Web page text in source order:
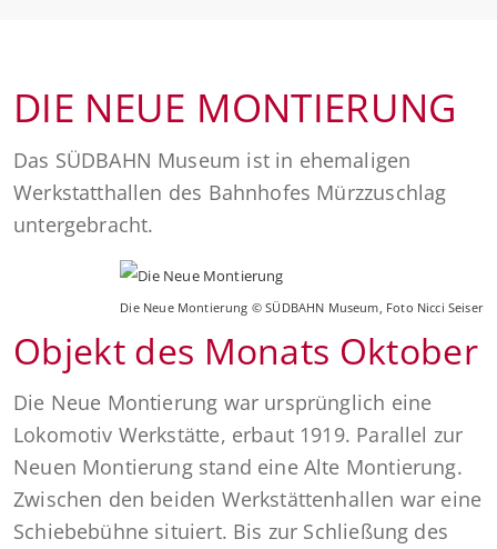
DIE NEUE MONTIERUNG
Das SÜDBAHN Museum ist in ehemaligen
Werkstatthallen des Bahnhofes Mürzzuschlag
untergebracht.
Die Neue Montierung © SÜDBAHN Museum, Foto Nicci Seiser
Objekt des Monats Oktober
Die Neue Montierung war ursprünglich eine
Lokomotiv Werkstätte, erbaut 1919. Parallel zur
Neuen Montierung stand eine Alte Montierung.
Zwischen den beiden Werkstättenhallen war eine
Schiebebühne situiert. Bis zur Schließung des